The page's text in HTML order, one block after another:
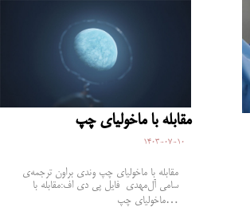
مقابله با ماخولیای چپ
1403-07-10
مقابله با ماخولیای چپ وندی براون ترجمه‌ی
سامی آل‌مهدی فایل پی دی اف:مقابله با
ماخولیای چپ…